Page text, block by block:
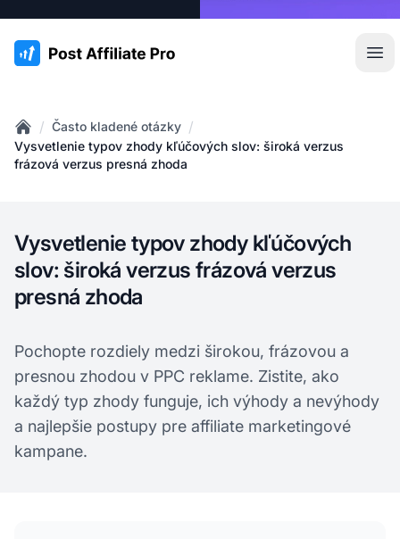
:site.title
Home
/ Často kladené otázky /
Vysvetlenie typov zhody kľúčových slov: široká verzus
frázová verzus presná zhoda
Vysvetlenie typov zhody kľúčových
slov: široká verzus frázová verzus
presná zhoda
Pochopte rozdiely medzi širokou, frázovou a
presnou zhodou v PPC reklame. Zistite, ako
každý typ zhody funguje, ich výhody a nevýhody
a najlepšie postupy pre affiliate marketingové
kampane.